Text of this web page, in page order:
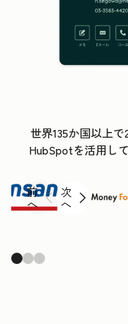
世界135か国以上
HubSpotを活用し
前
へ
次
へ